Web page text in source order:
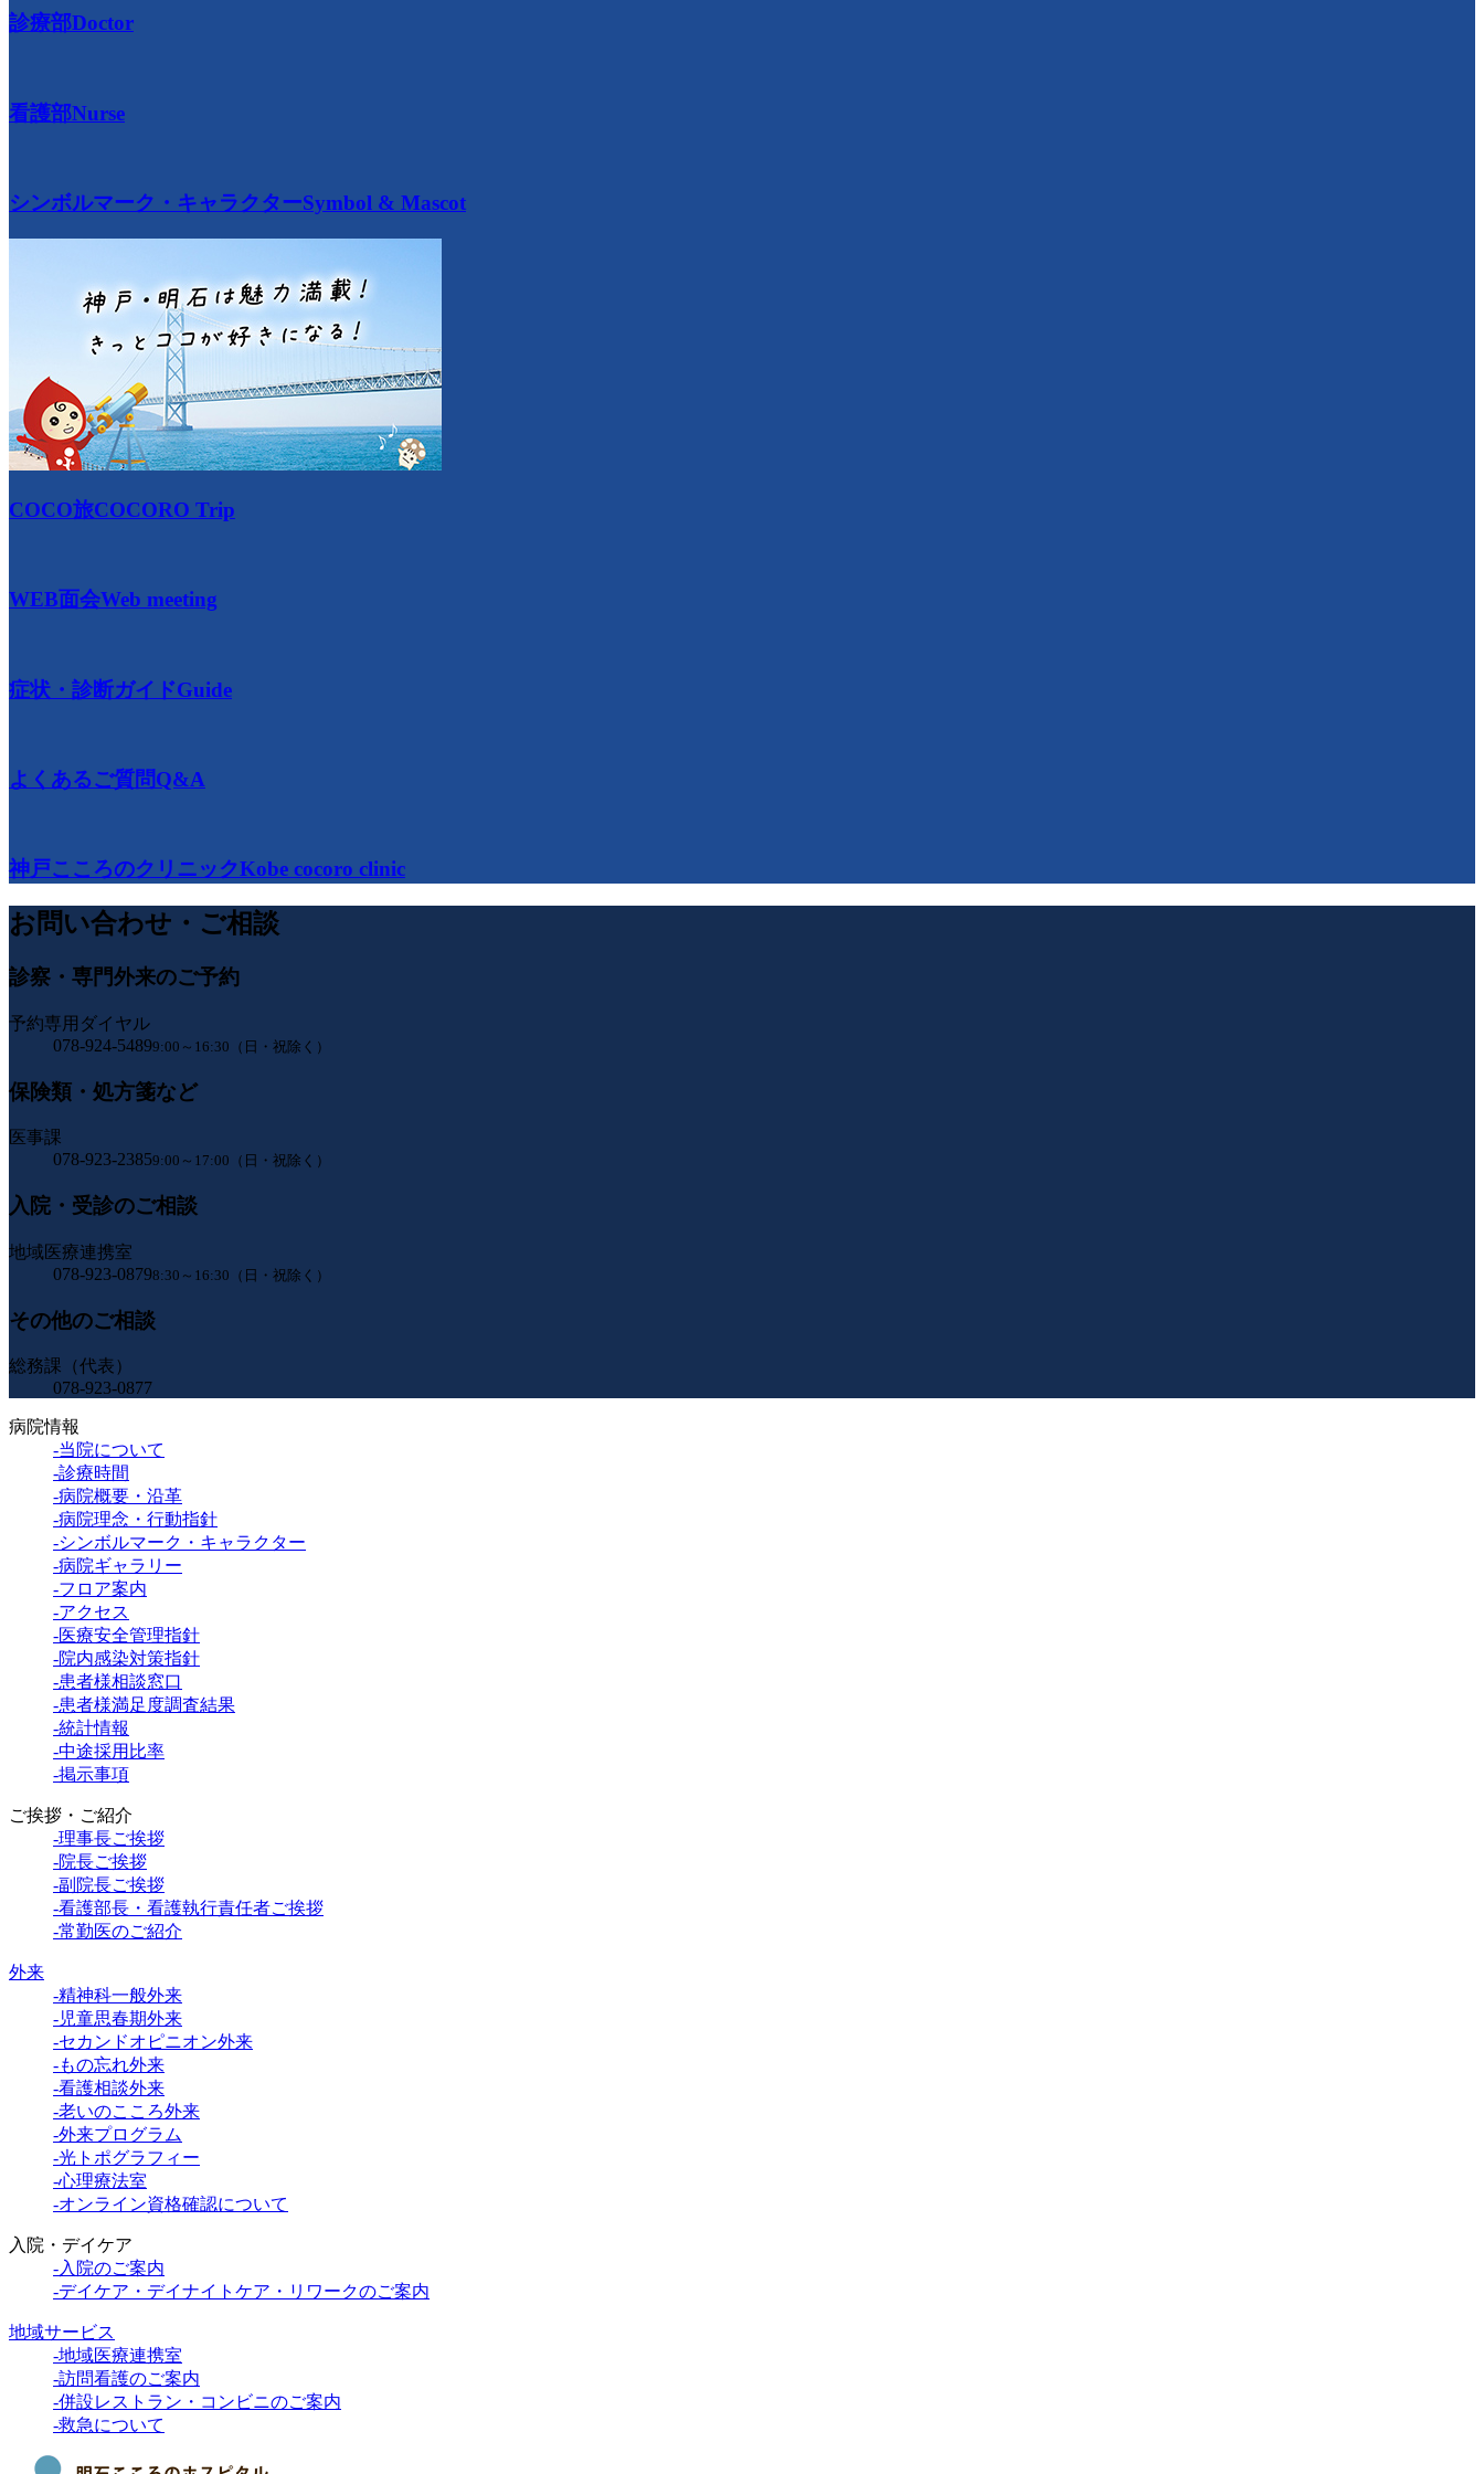
診療部Doctor
看護部Nurse
シンボルマーク・キャラクターSymbol & Mascot
COCO旅COCORO Trip
WEB面会Web meeting
症状・診断ガイドGuide
よくあるご質問Q&A
神戸こころのクリニックKobe cocoro clinic
お問い合わせ・ご相談
診察・専門外来のご予約
予約専用ダイヤル
078-924-54899:00～16:30（日・祝除く）
保険類・処方箋など
医事課
078-923-23859:00～17:00（日・祝除く）
入院・受診のご相談
地域医療連携室
078-923-08798:30～16:30（日・祝除く）
その他のご相談
総務課（代表）
078-923-0877
病院情報
-当院について
-診療時間
-病院概要・沿革
-病院理念・行動指針
-シンボルマーク・キャラクター
-病院ギャラリー
-フロア案内
-アクセス
-医療安全管理指針
-院内感染対策指針
-患者様相談窓口
-患者様満足度調査結果
-統計情報
-中途採用比率
-掲示事項
ご挨拶・ご紹介
-理事長ご挨拶
-院長ご挨拶
-副院長ご挨拶
-看護部長・看護執行責任者ご挨拶
-常勤医のご紹介
外来
-精神科一般外来
-児童思春期外来
-セカンドオピニオン外来
-もの忘れ外来
-看護相談外来
-老いのこころ外来
-外来プログラム
-光トポグラフィー
-心理療法室
-オンライン資格確認について
入院・デイケア
-入院のご案内
-デイケア・デイナイトケア・リワークのご案内
地域サービス
-地域医療連携室
-訪問看護のご案内
-併設レストラン・コンビニのご案内
-救急について